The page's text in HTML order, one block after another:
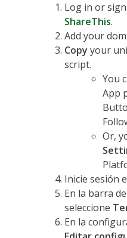
Log in or
ShareThis.
Add your
Copy your
script.
You
App
Or,
Inicie sesión
En la barra
seleccione
En la